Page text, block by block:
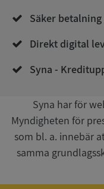
Säker
Direkt digital
Syna -
Syna har för
Myndigheten för
som bl. a. innebär
samma
Privacy Policy